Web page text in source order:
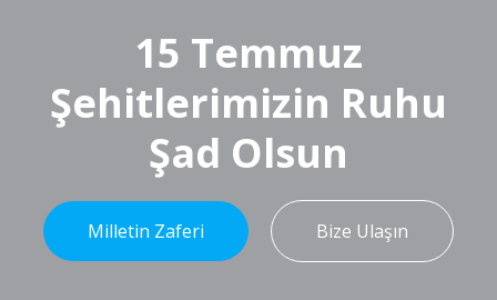
15 Temmuz
Şehitlerimizin Ruhu
Şad Olsun
Milletin Zaferi Bize Ulaşın